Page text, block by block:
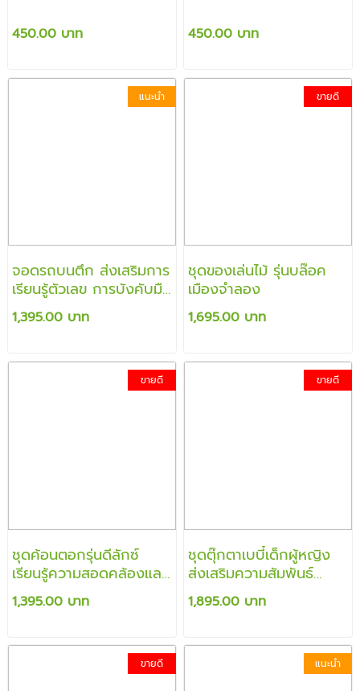
450.00 บาท 450.00 บาท
แนะนำ
จอดรถบนตึก ส่งเสริมการ
เรียนรู้ตัวเลข การบังคับมือ
รถไม้ทั้ง 10 คันเอามาเล่น
ข้างนอกได้ ส่งเสริมการ
1,395.00 บาท
ขายดี
ชุดของเล่นไม้ รุ่นบล๊อค
เมืองจำลอง
1,695.00 บาท
ขายดี
ชุดค้อนตอกรุ่นดีลักซ์
เรียนรู้ความสอดคล้องและ
การเป็นเหตุเป็นผล เรียนรู้
เรื่องสี และ ส่งเสริมการ
1,395.00 บาท
ขายดี
ชุดตุ๊กตาเบบี๋เด็กผู้หญิง
ส่งเสริมความสัมพันธ์
สร้างความอ่อนโยน
1,895.00 บาท
ขายดี แนะนำ